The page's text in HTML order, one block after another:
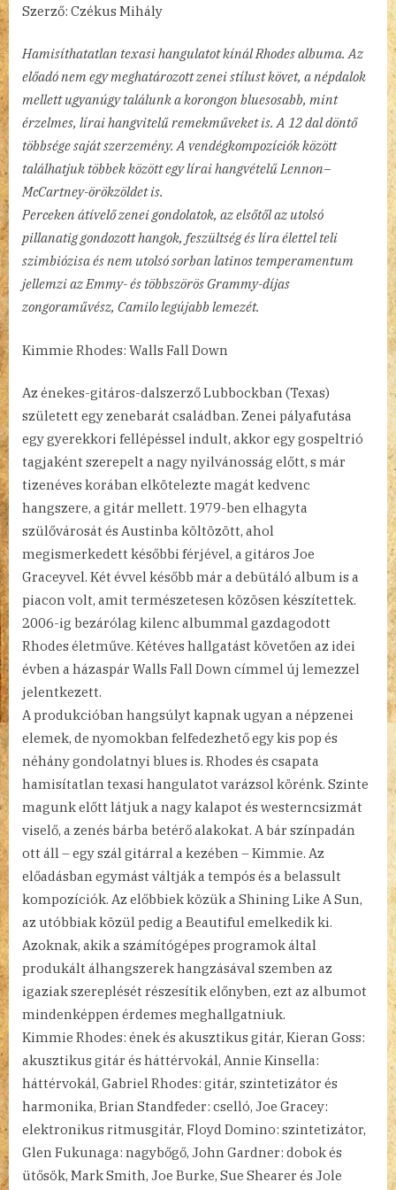
Szerző: Czékus Mihály
Hamisíthatatlan texasi hangulatot kínál Rhodes albuma. Az
előadó nem egy meghatározott zenei stílust követ, a népdalok
mellett ugyanúgy találunk a korongon bluesosabb, mint
érzelmes, lírai hangvitelű remekműveket is. A 12 dal döntő
többsége saját szerzemény. A vendégkompozíciók között
találhatjuk többek között egy lírai hangvételű Lennon–
McCartney-örökzöldet is.
Perceken átívelő zenei gondolatok, az elsőtől az utolsó
pillanatig gondozott hangok, feszültség és líra élettel teli
szimbiózisa és nem utolsó sorban latinos temperamentum
jellemzi az Emmy- és többszörös Grammy-díjas
zongoraművész, Camilo legújabb lemezét.
Kimmie Rhodes: Walls Fall Down
Az énekes-gitáros-dalszerző Lubbockban (Texas)
született egy zenebarát családban. Zenei pályafutása
egy gyerekkori fellépéssel indult, akkor egy gospeltrió
tagjaként szerepelt a nagy nyilvánosság előtt, s már
tizenéves korában elkötelezte magát kedvenc
hangszere, a gitár mellett. 1979-ben elhagyta
szülővárosát és Austinba költözött, ahol
megismerkedett későbbi férjével, a gitáros Joe
Graceyvel. Két évvel később már a debütáló album is a
piacon volt, amit természetesen közösen készítettek.
2006-ig bezárólag kilenc albummal gazdagodott
Rhodes életműve. Kétéves hallgatást követően az idei
évben a házaspár Walls Fall Down címmel új lemezzel
jelentkezett.
A produkcióban hangsúlyt kapnak ugyan a népzenei
elemek, de nyomokban felfedezhető egy kis pop és
néhány gondolatnyi blues is. Rhodes és csapata
hamisítatlan texasi hangulatot varázsol körénk. Szinte
magunk előtt látjuk a nagy kalapot és westerncsizmát
viselő, a zenés bárba betérő alakokat. A bár színpadán
ott áll – egy szál gitárral a kezében – Kimmie. Az
előadásban egymást váltják a tempós és a belassult
kompozíciók. Az előbbiek közük a Shining Like A Sun,
az utóbbiak közül pedig a Beautiful emelkedik ki.
Azoknak, akik a számítógépes programok által
produkált álhangszerek hangzásával szemben az
igaziak szereplését részesítik előnyben, ezt az albumot
mindenképpen érdemes meghallgatniuk.
Kimmie Rhodes: ének és akusztikus gitár, Kieran Goss:
akusztikus gitár és háttérvokál, Annie Kinsella:
háttérvokál, Gabriel Rhodes: gitár, szintetizátor és
harmonika, Brian Standfeder: cselló, Joe Gracey:
elektronikus ritmusgitár, Floyd Domino: szintetizátor,
Glen Fukunaga: nagybőgő, John Gardner: dobok és
ütősök, Mark Smith, Joe Burke, Sue Shearer és Jole